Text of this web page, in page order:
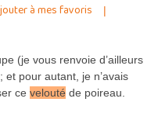
à mes favoris
(je vous renvoie d’ailleurs
pour autant, je n’avais
ce velouté de poireau.